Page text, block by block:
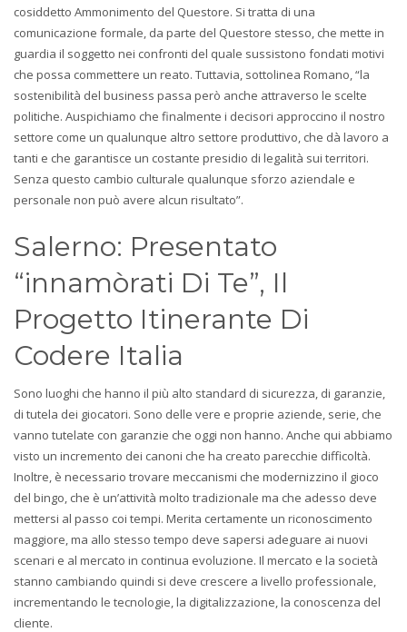
cosiddetto Ammonimento del Questore. Si tratta di una
comunicazione formale, da parte del Questore stesso, che mette in
guardia il soggetto nei confronti del quale sussistono fondati motivi
che possa commettere un reato. Tuttavia, sottolinea Romano, “la
sostenibilità del business passa però anche attraverso le scelte
politiche. Auspichiamo che finalmente i decisori approccino il nostro
settore come un qualunque altro settore produttivo, che dà lavoro a
tanti e che garantisce un costante presidio di legalità sui territori.
Senza questo cambio culturale qualunque sforzo aziendale e
personale non può avere alcun risultato”.
Salerno: Presentato
“innamòrati Di Te”, Il
Progetto Itinerante Di
Codere Italia
Sono luoghi che hanno il più alto standard di sicurezza, di garanzie,
di tutela dei giocatori. Sono delle vere e proprie aziende, serie, che
vanno tutelate con garanzie che oggi non hanno. Anche qui abbiamo
visto un incremento dei canoni che ha creato parecchie difficoltà.
Inoltre, è necessario trovare meccanismi che modernizzino il gioco
del bingo, che è un’attività molto tradizionale ma che adesso deve
mettersi al passo coi tempi. Merita certamente un riconoscimento
maggiore, ma allo stesso tempo deve sapersi adeguare ai nuovi
scenari e al mercato in continua evoluzione. Il mercato e la società
stanno cambiando quindi si deve crescere a livello professionale,
incrementando le tecnologie, la digitalizzazione, la conoscenza del
cliente.